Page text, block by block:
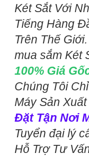
Két Sắt Với
Tiếng Hàng
Trên Thế Giới.
mua sắm Két
100% Giá
Chúng Tôi
Máy Sản Xuất
Đặt Tận Nơi
Tuyển đại lý
Hỗ Trợ Tư